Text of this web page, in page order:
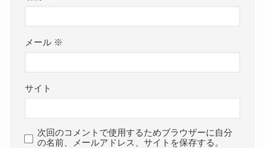
メール ※
サイト
次回のコメントで使用するためブラウザーに自分
の名前、メールアドレス、サイトを保存する。